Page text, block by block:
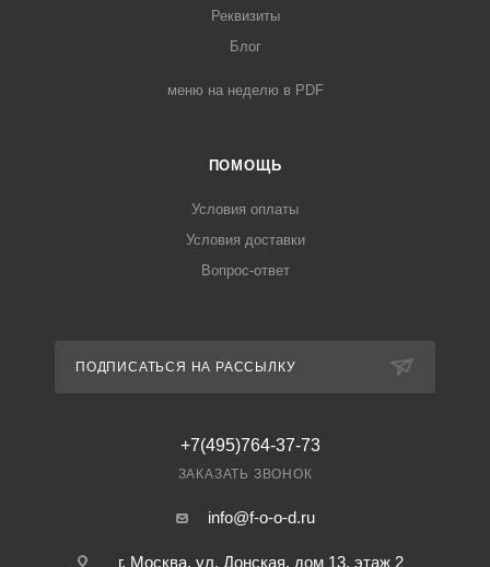
Реквизиты
Блог
меню на неделю в PDF
ПОМОЩЬ
Условия оплаты
Условия доставки
Вопрос-ответ
ПОДПИСАТЬСЯ НА РАССЫЛКУ
+7(495)764-37-73
ЗАКАЗАТЬ ЗВОНОК
info@f-o-o-d.ru
г. Москва, ул. Донская, дом 13, этаж 2